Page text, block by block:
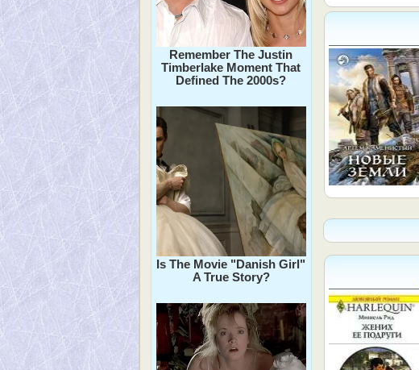
Remember The Justin
Timberlake Moment That
Defined The 2000s?
Is The Movie "Danish Girl"
A True Story?